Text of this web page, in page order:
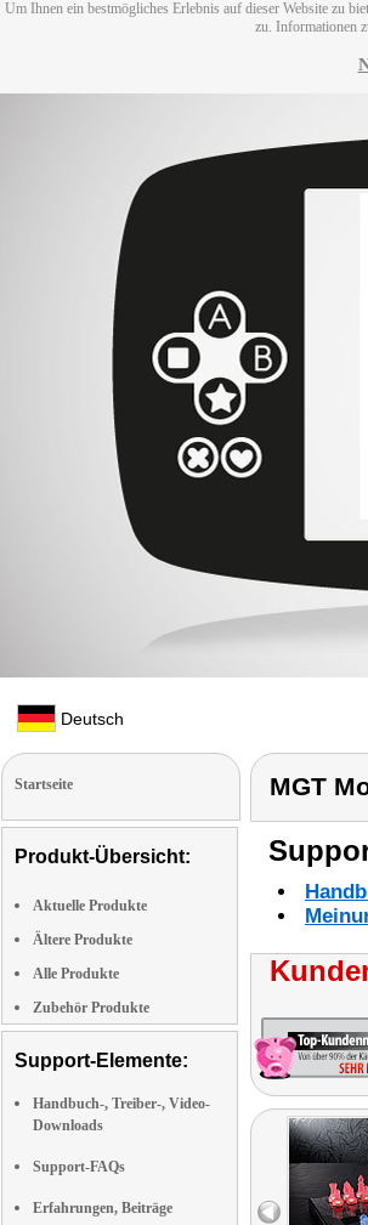
Um Ihnen ein bestmögliches Erlebnis auf dieser Website zu
zu. Informationen
Deutsch
Startseite
Produkt-Übersicht:
Aktuelle Produkte
Ältere Produkte
Alle Produkte
Zubehör Produkte
Support-Elemente:
Handbuch-, Treiber-, Video-
Downloads
Support-FAQs
Erfahrungen, Beiträge
MGT